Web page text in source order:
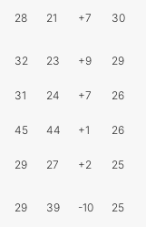
28 21 +7 30
32 23 +9 29
31 24 +7 26
45 44 +1 26
29 27 +2 25
29 39 -10 25